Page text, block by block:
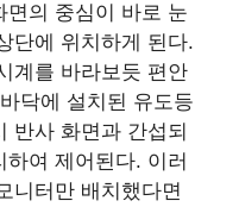
면의 중심이 바로 눈
단에 위치하게 된다.
계를 바라보듯 편안
닥에 설치된 유도등
반사 화면과 간섭되
여 제어된다. 이러
니터만 배치했다면